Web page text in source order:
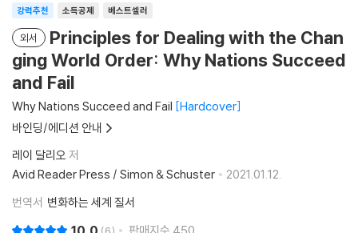
소득공제 베스트셀러
강력추천
외서
Principles for Dealing with the Chan
ging World Order: Why Nations Succeed
and Fail
Why Nations Succeed and Fail Hardcover
바인딩/에디션 안내
레이 달리오 저
Avid Reader Press / Simon & Schuster
2021.01.12.
번역서 변화하는 세계 질서